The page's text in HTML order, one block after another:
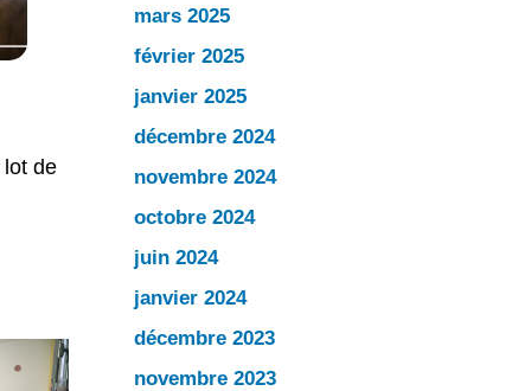
lot de
mars 2025
février 2025
janvier 2025
décembre 2024
novembre 2024
octobre 2024
juin 2024
janvier 2024
décembre 2023
novembre 2023